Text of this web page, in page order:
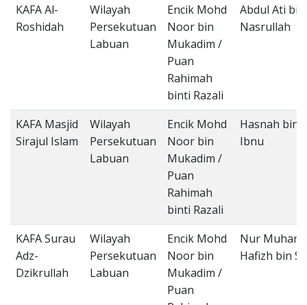
KAFA Al-
Roshidah
Wilayah
Persekutuan
Labuan
Encik Mohd
Noor bin
Mukadim /
Puan
Rahimah
binti Razali
Abdul Ati bin
Nasrullah
KAFA Masjid
Sirajul Islam
Wilayah
Persekutuan
Labuan
Encik Mohd
Noor bin
Mukadim /
Puan
Rahimah
binti Razali
Hasnah binti
Ibnu
KAFA Surau
Adz-
Dzikrullah
Wilayah
Persekutuan
Labuan
Encik Mohd
Noor bin
Mukadim /
Puan
Nur
Hafizh bin